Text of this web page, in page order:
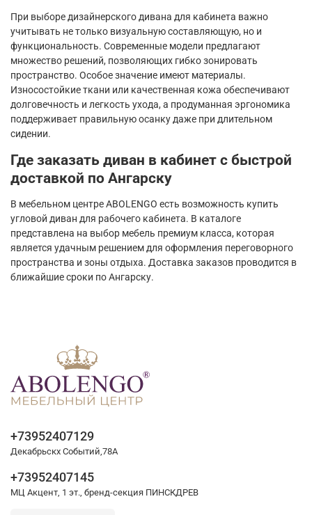
При выборе дизайнерского дивана для кабинета важно
учитывать не только визуальную составляющую, но и
функциональность. Современные модели предлагают
множество решений, позволяющих гибко зонировать
пространство. Особое значение имеют материалы.
Износостойкие ткани или качественная кожа обеспечивают
долговечность и легкость ухода, а продуманная эргономика
поддерживает правильную осанку даже при длительном
сидении.
Где заказать диван в кабинет с быстрой
доставкой по Ангарску
В мебельном центре ABOLENGO есть возможность купить
угловой диван для рабочего кабинета. В каталоге
представлена на выбор мебель премиум класса, которая
является удачным решением для оформления переговорного
пространства и зоны отдыха. Доставка заказов проводится в
ближайшие сроки по Ангарску.
+73952407129
Декабрьскх Событий,78А
+73952407145
МЦ Акцент, 1 эт., бренд-секция ПИНСКДРЕВ